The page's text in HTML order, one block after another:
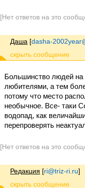
[Нет ответов на это
Даша [dasha-
Большинство людей на
любителями, а тем
потому что место
необычное. Все- таки
водопад, как
перепроверять
[Нет ответов на это
Редакция [ri@triz-ri.ru]